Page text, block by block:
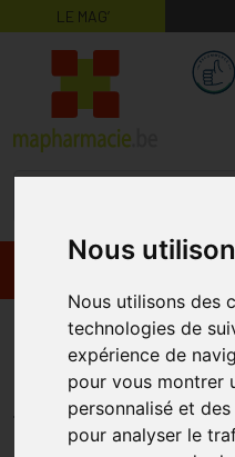
Nous
Nous utilisons des
technologies de
expérience de
pour vous montrer
personnalisé et
pour analyser le
LE MAG’
Babybio Petit
Myrtille 6m
BABYBIO